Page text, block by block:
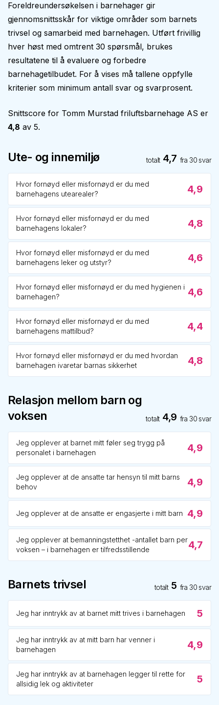
Foreldreundersøkelsen i barnehager gir
gjennomsnittsskår for viktige områder som barnets
trivsel og samarbeid med barnehagen. Utført frivillig
hver høst med omtrent 30 spørsmål, brukes
resultatene til å evaluere og forbedre
barnehagetilbudet. For å vises må tallene oppfylle
kriterier som minimum antall svar og svarprosent.
Snittscore for Tomm Murstad friluftsbarnehage AS er
4,8 av 5.
Ute- og innemiljø totalt 4,7 fra 30 svar
Hvor fornøyd eller misfornøyd er du med
barnehagens utearealer?
4,9
Hvor fornøyd eller misfornøyd er du med
barnehagens lokaler?
4,8
Hvor fornøyd eller misfornøyd er du med
barnehagens leker og utstyr?
4,6
Hvor fornøyd eller misfornøyd er du med hygienen i
barnehagen?
4,6
Hvor fornøyd eller misfornøyd er du med
barnehagens mattilbud?
4,4
Hvor fornøyd eller misfornøyd er du med hvordan
barnehagen ivaretar barnas sikkerhet
4,8
Relasjon mellom barn og
voksen
totalt 4,9 fra 30 svar
Jeg opplever at barnet mitt føler seg trygg på
personalet i barnehagen
4,9
Jeg opplever at de ansatte tar hensyn til mitt barns
behov
4,9
Jeg opplever at de ansatte er engasjerte i mitt barn 4,9
Jeg opplever at bemanningstetthet -antallet barn per
voksen – i barnehagen er tilfredsstillende
4,7
Barnets trivsel totalt 5 fra 30 svar
Jeg har inntrykk av at barnet mitt trives i barnehagen 5
Jeg har inntrykk av at mitt barn har venner i
barnehagen
4,9
Jeg har inntrykk av at barnehagen legger til rette for
allsidig lek og aktiviteter
5